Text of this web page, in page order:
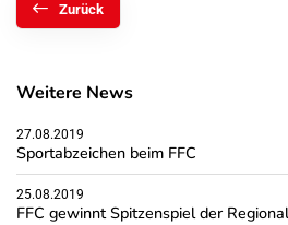
Zurück
Weitere News
27.08.2019
Sportabzeichen beim FFC
25.08.2019
FFC gewinnt Spitzenspiel der